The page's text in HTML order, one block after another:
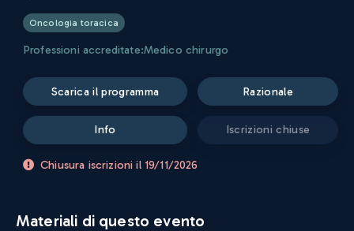
Oncologia toracica
Professioni accreditate:Medico chirurgo
scarica il programma razionale
info iscrizioni chiuse
Chiusura iscrizioni il19/11/2026
Materiali di questo evento